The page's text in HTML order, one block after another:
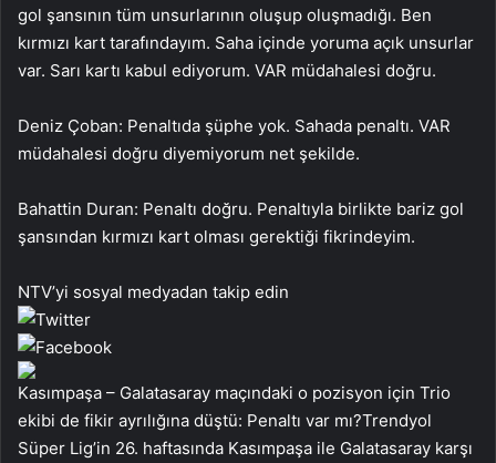
gol şansının tüm unsurlarının oluşup oluşmadığı. Ben
kırmızı kart tarafındayım. Saha içinde yoruma açık unsurlar
var. Sarı kartı kabul ediyorum. VAR müdahalesi doğru.
Deniz Çoban: Penaltıda şüphe yok. Sahada penaltı. VAR
müdahalesi doğru diyemiyorum net şekilde.
Bahattin Duran: Penaltı doğru. Penaltıyla birlikte bariz gol
şansından kırmızı kart olması gerektiği fikrindeyim.
NTV’yi sosyal medyadan takip edin
Kasımpaşa – Galatasaray maçındaki o pozisyon için Trio
ekibi de fikir ayrılığına düştü: Penaltı var mı?Trendyol
Süper Lig’in 26. haftasında Kasımpaşa ile Galatasaray karşı